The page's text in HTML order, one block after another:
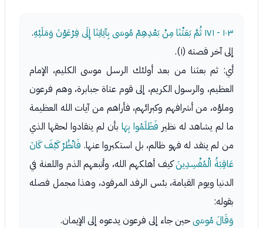
١٠٣ - ١٧١ ثُمَّ بَعَثْنَا مِنْ بَعْدِهِمْ مُوسَى بِآيَاتِنَا إِلَى فِرْعَوْنَ وَمَلَئِهِ.
إلى آخر قصته (١).
أي: ثم بعثنا من بعد أولئك الرسل موسى الكليم، الإمام
العظيم، والرسول الكريم، إلى قوم عتاة جبابرة، وهم فرعون
وملؤه، من أشرافهم وكبرائهم، فأراهم من آيات الله العظيمة
ما لم يشاهد له نظير فَظَلَمُوا بِهَا بأن لم ينقادوا لحقها الذي
من لم ينقد له فهو ظالم، بل استكبروا عنها. فَانْظُرْ كَيْفَ كَانَ
عَاقِبَةُ الْمُفْسِدِينَكيف أهلكهم الله، وأتبعهم الذم واللعنة في
الدنيا ويوم القيامة، بئس الرفد المرفود، وهذا مجمل فصله
بقوله:
وَقَالَ مُوسَىحين جاء إلى فرعون يدعوه إلى الإيمان.